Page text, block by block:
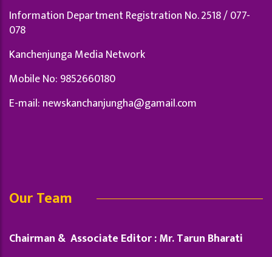
Information Department Registration No. 2518 / 077-
078
Kanchenjunga Media Network
Mobile No: 9852660180
E-mail: newskanchanjungha@gamail.com
Our Team
Chairman & Associate Editor : Mr. Tarun Bharati